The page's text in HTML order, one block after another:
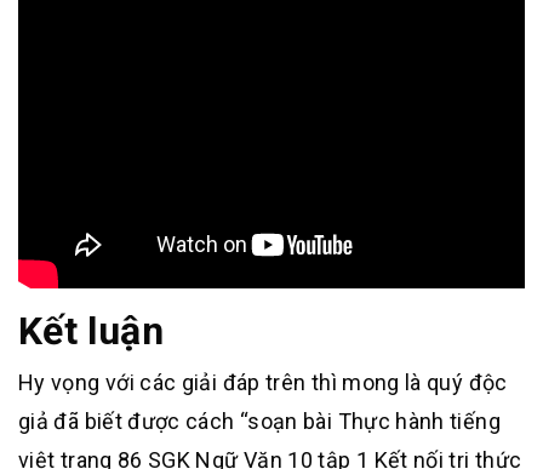
Kết luận
Hy vọng với các giải đáp trên thì mong là quý độc
giả đã biết được cách “soạn bài Thực hành tiếng
việt trang 86 SGK Ngữ Văn 10 tập 1 Kết nối tri thức